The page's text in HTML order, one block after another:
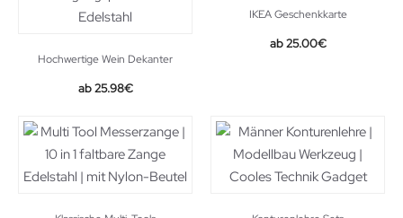
Hochwertige Wein Dekanter
Original
was:
25.98€Current
25.98€.
IKEA Geschenkkarte
25.00€